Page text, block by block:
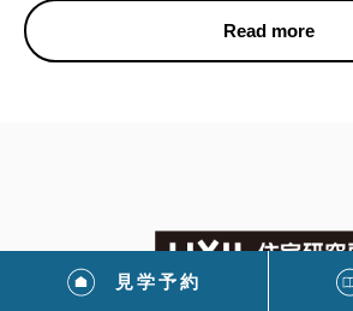
見学予約
Read more